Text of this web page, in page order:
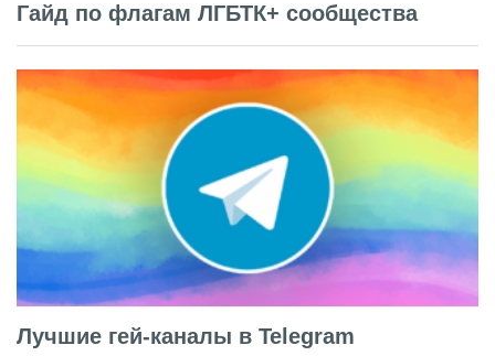
Гайд по флагам ЛГБТК+ сообщества
Лучшие гей-каналы в Telegram